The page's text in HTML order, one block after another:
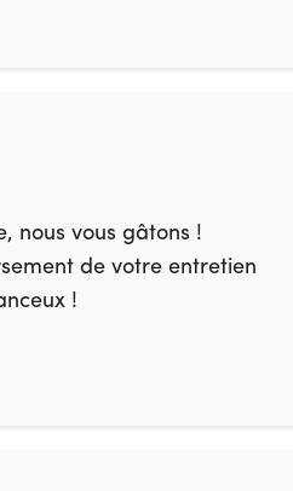
nous vous gâtons !
de votre entretien
!